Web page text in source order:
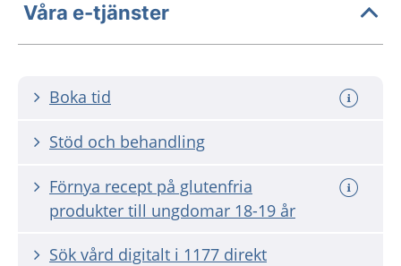
Våra e-tjänster
Boka tid
Stöd och behandling
Förnya recept på glutenfria
produkter till ungdomar 18-19 år
Sök vård digitalt i 1177 direkt